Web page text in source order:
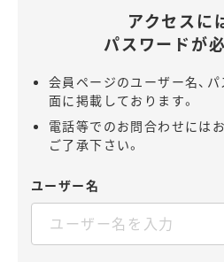
アクセスに
パスワードが
会員ページのユーザー名、
面に掲載しております。
電話等でのお問合わせには
ご了承下さい。
ユーザー名